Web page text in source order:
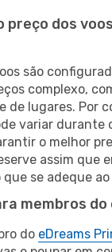
preço dos
são
complexo,
de lugares. Por
variar durante
o melhor
assim que
se adeque
membros do
do eDreams